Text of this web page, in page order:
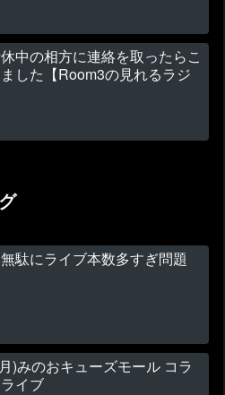
中の相方に連絡を取ったらこ
した【Room3の見れるラジ
駄にライブ本数多すぎ問題
)みのおキューズモール コラ
イブ